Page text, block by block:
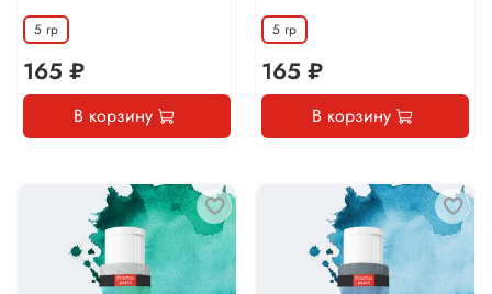
5 гр
165 ₽
В корзину
5 гр
165 ₽
В корзину